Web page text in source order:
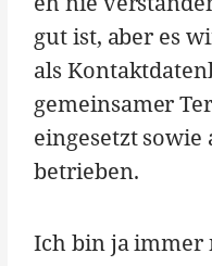
gut ist, aber es
als
gemeinsamer
eingesetzt
betrieben.
Ich bin ja immer